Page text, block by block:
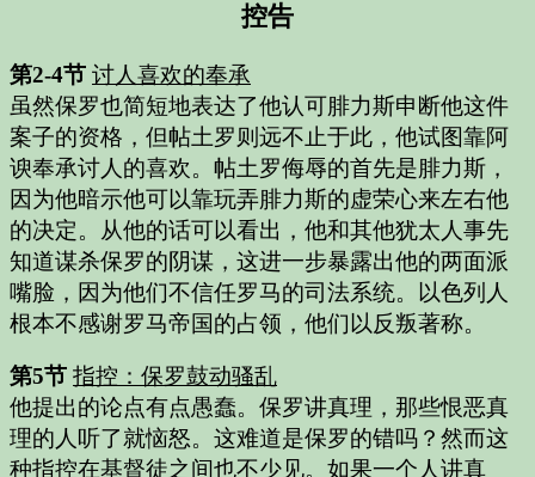
控告
第2-4节 讨人喜欢的奉承
虽然保罗也简短地表达了他认可腓力斯申断他这件
案子的资格，但帖土罗则远不止于此，他试图靠阿
谀奉承讨人的喜欢。帖土罗侮辱的首先是腓力斯，
因为他暗示他可以靠玩弄腓力斯的虚荣心来左右他
的决定。从他的话可以看出，他和其他犹太人事先
知道谋杀保罗的阴谋，这进一步暴露出他的两面派
嘴脸，因为他们不信任罗马的司法系统。以色列人
根本不感谢罗马帝国的占领，他们以反叛著称。
第5节 指控：保罗鼓动骚乱
他提出的论点有点愚蠢。保罗讲真理，那些恨恶真
理的人听了就恼怒。这难道是保罗的错吗？然而这
种指控在基督徒之间也不少见。如果一个人讲真